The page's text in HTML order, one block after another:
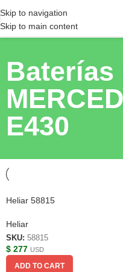
Skip to navigation
Skip to main content
Baterías
E430
Heliar 58815
Heliar
SKU: 58815
$ 277 USD
ADD TO CART